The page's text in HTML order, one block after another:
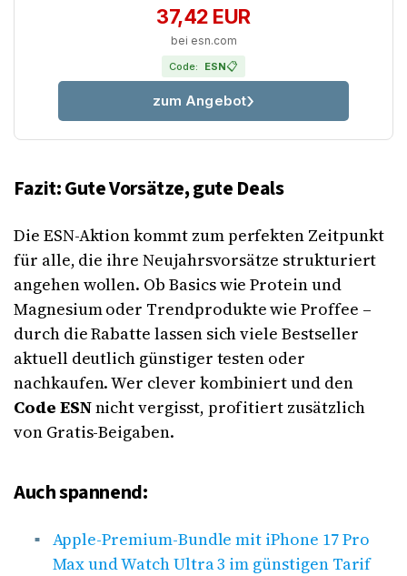
37,42 EUR
bei esn.com
Code: ESN📋
zum Angebot
Fazit: Gute Vorsätze, gute Deals
Die ESN-Aktion kommt zum perfekten Zeitpunkt
für alle, die ihre Neujahrsvorsätze strukturiert
angehen wollen. Ob Basics wie Protein und
Magnesium oder Trendprodukte wie Proffee –
durch die Rabatte lassen sich viele Bestseller
aktuell deutlich günstiger testen oder
nachkaufen. Wer clever kombiniert und den
Code ESNnicht vergisst, profitiert zusätzlich
von Gratis-Beigaben.
Auch spannend:
Apple-Premium-Bundle mit iPhone 17 Pro
Max und Watch Ultra 3 im günstigen Tarif